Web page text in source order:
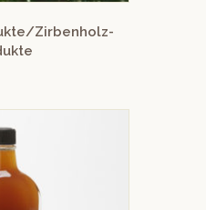
Zirbenholz-